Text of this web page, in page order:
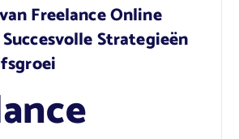
Freelance Online
Strategieën